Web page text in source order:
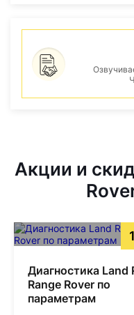
Акции и
Диагностика Land
Range Rover по
параметрам